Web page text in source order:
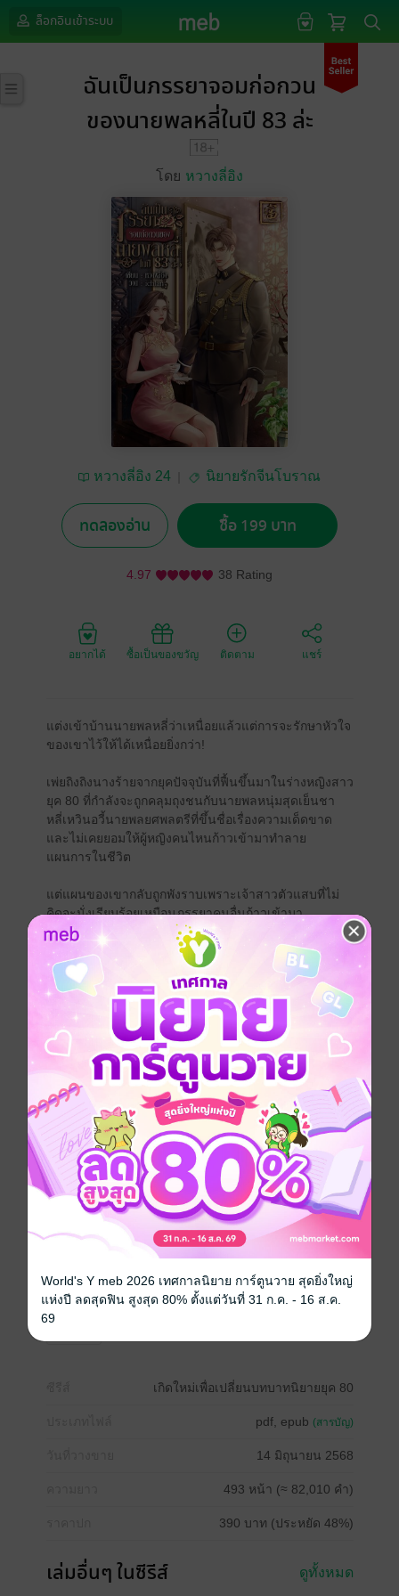
ล็อกอินเข้าระบบ
ฉันเป็นภรรยาจอมก่อกวน
ของนายพลหลี่ในปี 83 ล่ะ
โดย หวางลี่อิง
หวางลี่อิง 24 นิยายรักจีนโบราณ
ทดลองอ่าน ซื้อ 199 บาท
4.97 38 Rating
อยากได้ ซื้อเป็นของขวัญ ติดตาม แชร์
แต่งเข้าบ้านนายพลหลี่ว่าเหนื่อยแล้วแต่การจะรักษาหัวใจ
ของเขาไว้ให้ได้เหนื่อยยิ่งกว่า!
เพ่ยถิงถิงนางร้ายจากยุคปัจจุบันที่ฟื้นขึ้นมาในร่างหญิงสาว
ยุค 80 ที่กำลังจะถูกคลุมถุงชนกับนายพลหนุ่มสุดเย็นชา
หลี่เหวินอวี้นายพลยศพลตรีที่ขึ้นชื่อเรื่องความเด็ดขาด
และไม่เคยยอมให้ผู้หญิงคนไหนก้าวเข้ามาทำลาย
แผนการในชีวิต
แต่แผนของเขากลับถูกพังราบเพราะเจ้าสาวตัวแสบที่ไม่
คิดจะนั่งเรียบร้อยเหมือนภรรยาคนอื่นก้าวเข้ามา
จากแค่การแต่งงานแบบจำใจ กลับกลายเป็นความวุ่นวาย
หัวใจที่เขาไม่เคยคาดคิด
เธอเอาแต่ก่อกวนหัวใจเขา ส่วนเขาก็เอาแต่หลงเธอทุกวัน!
เมื่อเจอปัญหาพวกเราย่อมร่วมมือกันแก้...
แก้ไขเหรอ?...ไม่ใช่หรอก...แก้ผ้าต่างหากล่ะ
ใช่ค่ะ...ทุกปัญหาพร้อมแก้ผ้าเสมอ ^_^
*****************
คำเตือน
นายพลหลี่คนซึน+แซ่บมาแล้วแม๊~~~~
เรื่องนี้พล็อตบางเบา เพราะสามีภรรยาเขาแก้---ปัญหา---
กันบนเตียง
ฝากน้องถิงถิงกับพี่หลี่เหวินอวี้ด้วยนะคะ
ดารารับเชิญน้องเสี่ยวหมิงคนเก่งก็มาด้วย จิ้มกันเลยอย่า
จีนโบราณ แก้แค้น ความรัก
เกิดใหม่เพื่อเปลี่ยนบทบาทนิยายยุค 80
pdf, epub (สารบัญ)
14 มิถุนายน 2568
493 หน้า (≈ 82,010 คำ)
390 บาท (ประหยัด 48%)
เล่มอื่นๆ ในซีรีส์ ดูทั้งหมด
World's Y meb 2026 เทศกาลนิยาย การ์ตูนวาย สุดยิ่งใหญ่
แห่งปี ลดสุดฟิน สูงสุด 80% ตั้งแต่วันที่ 31 ก.ค. - 16 ส.ค.
69